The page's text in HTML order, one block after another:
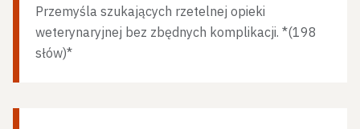
Przemyśla szukających rzetelnej opieki
weterynaryjnej bez zbędnych komplikacji. *(198
słów)*